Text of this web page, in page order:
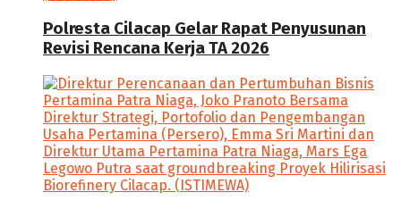
Polresta Cilacap Gelar Rapat Penyusunan
Revisi Rencana Kerja TA 2026